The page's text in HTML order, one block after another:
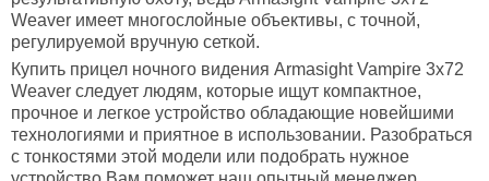
Weaver имеет многослойные объективы, с точной,
регулируемой вручную сеткой.
Купить прицел ночного видения Armasight Vampire 3x72
Weaver следует людям, которые ищут компактное,
прочное и легкое устройство обладающие новейшими
технологиями и приятное в использовании. Разобраться
с тонкостями этой модели или подобрать нужное